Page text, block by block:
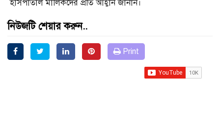
হাসপাতাল মালিকদের প্রতি আহ্বান জানান।
নিউজটি শেয়ার করুন..
Print